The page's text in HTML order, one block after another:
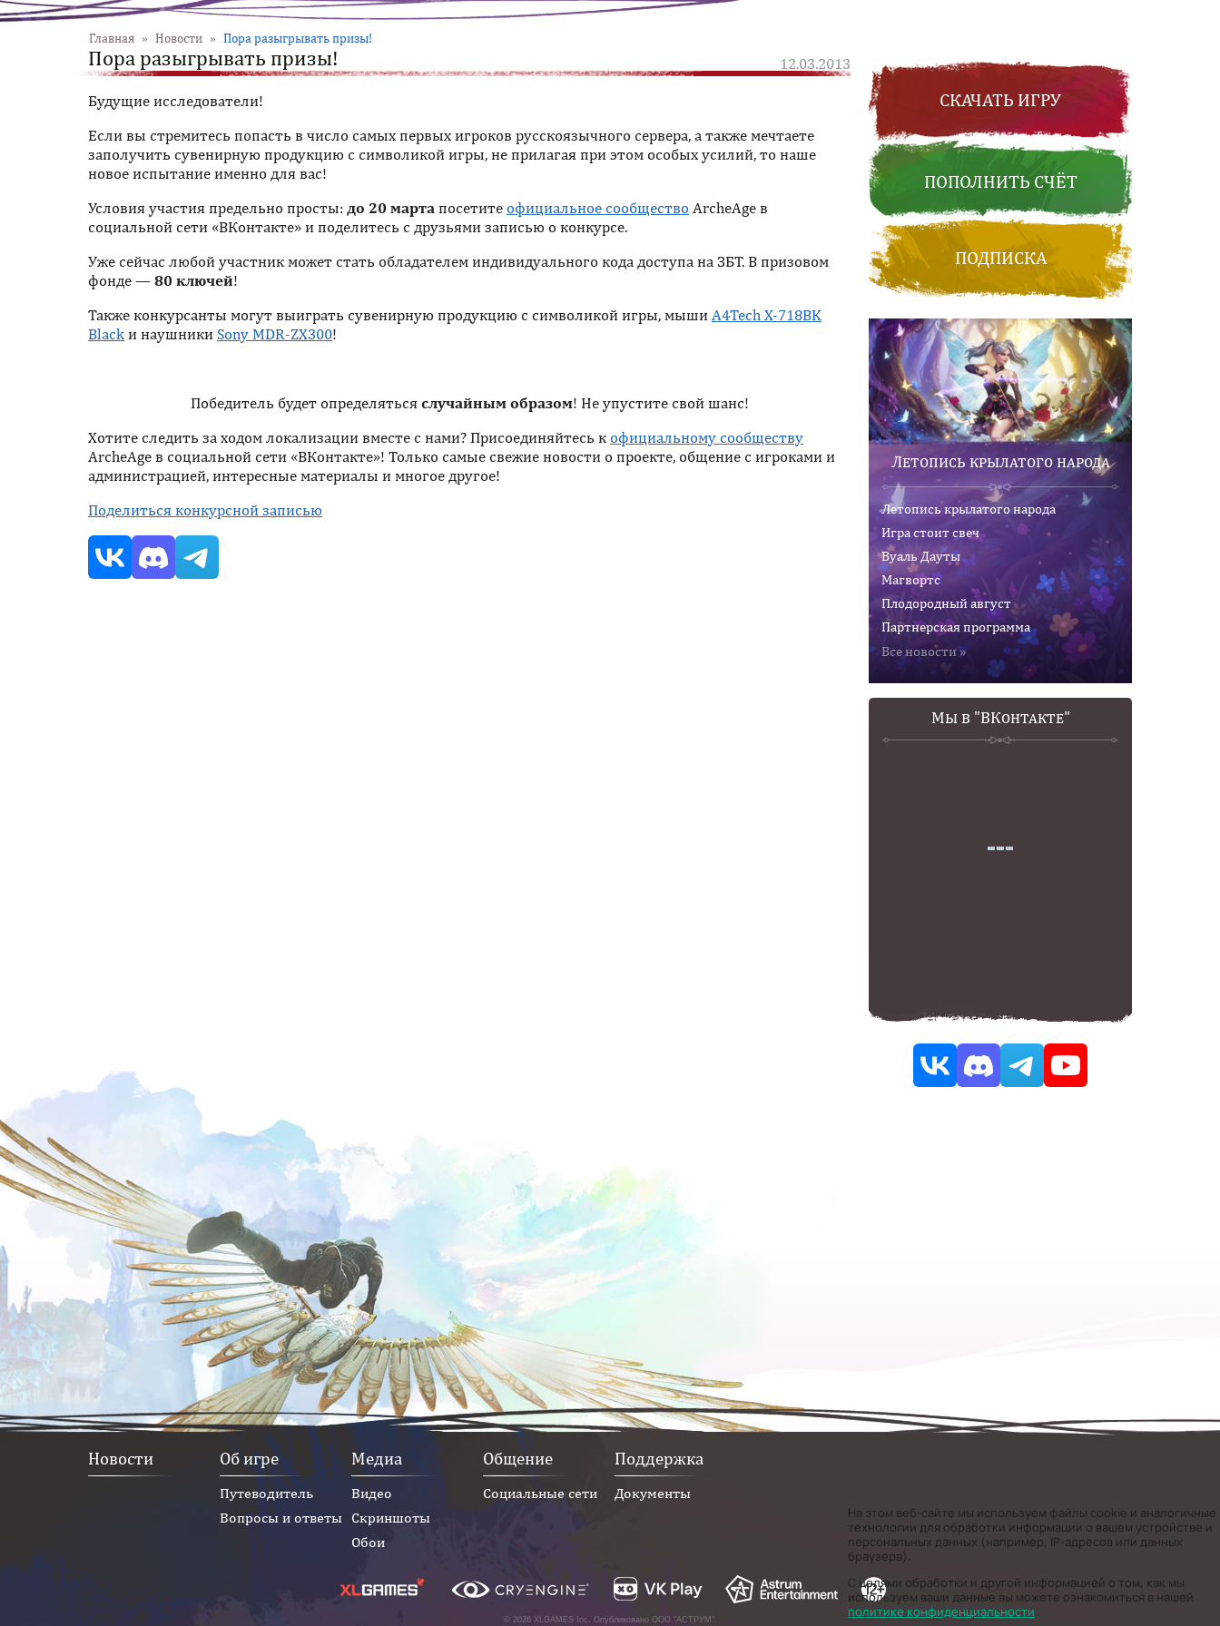
Главная » Новости » Пора разыгрывать призы!
Пора разыгрывать призы! 12.03.2013
Будущие исследователи!
Если вы стремитесь попасть в число самых первых игроков русскоязычного сервера, а также мечтаете
заполучить сувенирную продукцию с символикой игры, не прилагая при этом особых усилий, то наше
новое испытание именно для вас!
Условия участия предельно просты: до 20 марта посетите официальное сообщество ArcheAge в
социальной сети «ВКонтакте» и поделитесь с друзьями записью о конкурсе.
Уже сейчас любой участник может стать обладателем индивидуального кода доступа на ЗБТ. В призовом
фонде — 80 ключей!
Также конкурсанты могут выиграть сувенирную продукцию с символикой игры, мыши A4Tech X-718BK
Black и наушники Sony MDR-ZX300!
Победитель будет определяться случайным образом! Не упустите свой шанс!
Хотите следить за ходом локализации вместе с нами? Присоединяйтесь к официальному сообществу
ArcheAge в социальной сети «ВКонтакте»! Только самые свежие новости о проекте, общение с игроками и
администрацией, интересные материалы и многое другое!
Поделиться конкурсной записью
СКАЧАТЬ ИГРУ
ПОПОЛНИТЬ СЧЁТ
ПОДПИСКА
Летопись крылатого народа
Летопись крылатого народа
Игра стоит свеч
Вуаль Дауты
Магвортс
Плодородный август
Партнерская программа
Все новости »
Мы в "ВКонтакте"
Новости Об игре
Путеводитель
Вопросы и ответы
Медиа
Видео
Скриншоты
Обои
Общение
Социальные сети
Поддержка
Документы
© 2026 XLGAMES Inc. Опубликовано ООО "АСТРУМ".
На этом веб-сайте мы используем файлы cookie и аналогичные
технологии для обработки информации о вашем устройстве и
персональных данных (например, IP-адресов или данных
браузера).
С целями обработки и другой информацией о том, как мы
используем ваши данные вы можете ознакомиться в нашей
политике конфиденциальности.